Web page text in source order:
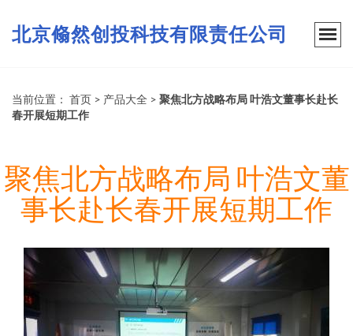
北京翛然创投科技有限责任公司
当前位置： 首页 > 产品大全 > 聚焦北方战略布局 叶浩文董事长赴长
春开展短期工作
聚焦北方战略布局 叶浩文董
事长赴长春开展短期工作